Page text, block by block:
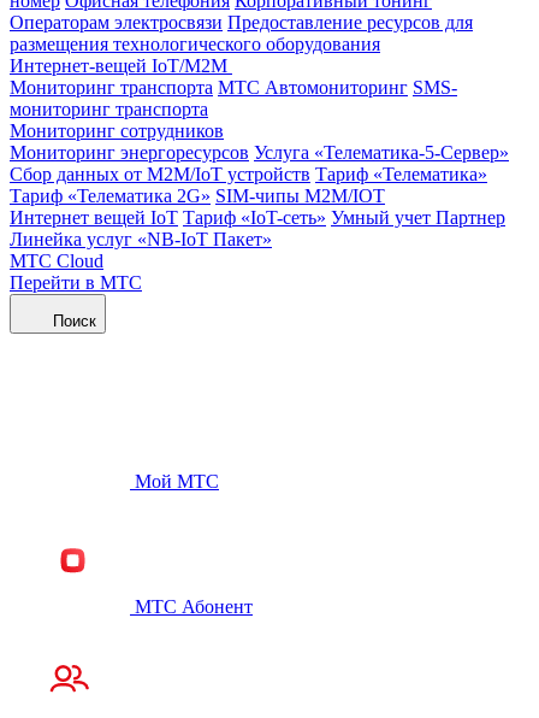
Операторам электросвязи Предоставление ресурсов для
размещения технологического оборудования
Интернет-вещей IoT/M2M
Мониторинг транспорта МТС Автомониторинг SMS-
мониторинг транспорта
Мониторинг сотрудников
Мониторинг энергоресурсов Услуга «Телематика-5-Сервер»
Сбор данных от М2М/IoT устройств Тариф «Телематика»
Тариф «Телематика 2G» SIM-чипы М2М/IOT
Интернет вещей IoT Тариф «IoT-сеть» Умный учет Партнер
Линейка услуг «NB-IoT Пакет»
МТС Cloud
Перейти в МТС
Поиск
Мой МТС
МТС Абонент